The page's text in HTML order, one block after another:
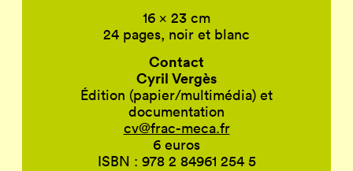
16 x 23 cm
24 pages, noir et blanc
Contact
Cyril Vergès
Édition (papier/multimédia) et
documentation
cv@frac-meca.fr
6 euros
ISBN : 978 2 84961 254 5